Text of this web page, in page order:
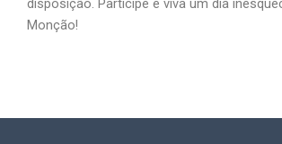
disposição. Participe e viva um dia
Monção!